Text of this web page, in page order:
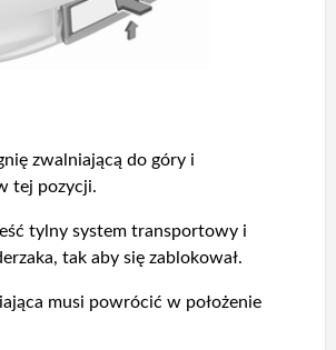
zwalniającą do góry i
tej pozycji.
tylny system transportowy i
tak aby się zablokował.
musi powrócić w położenie